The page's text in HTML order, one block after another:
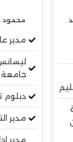
محمود
مدير
جامعة
دبلوم
مدير
مدير